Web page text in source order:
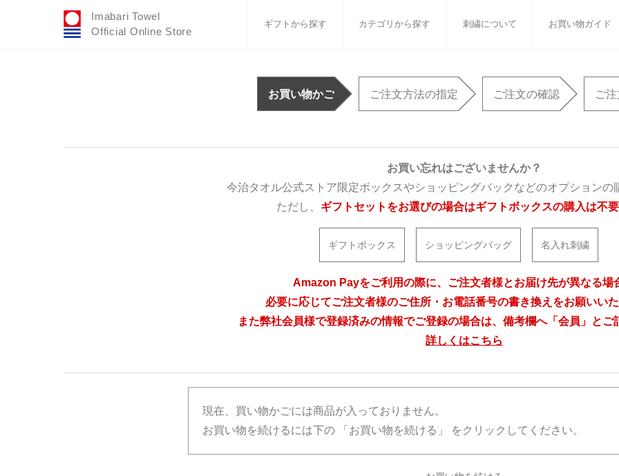
Imabari Towel
Official Online Store
ギフトから探す カテゴリから探す 刺繍について お買い物ガイド
おすすめギフトセット 白いタオルのギフトセット
ふわりシリーズ バスタオル フェイスタオル ウォ
バスグッズ タオル雑貨 刺繍 書籍
お買い物かご ご注文方法の指定 ご注文の確認 ご
お買い忘れはございませんか？
今治タオル公式ストア限定ボックスやショッピングバックなどのオプションの
ただし、 ギフトセットをお選びの場合はギフトボックスの購入は不要
ギフトボックス ショッピングバッグ 名入れ刺繍
Amazon Payをご利用の際に、ご注文者様とお届け先が異なる場
必要に応じてご注文者様のご住所・お電話番号の書き換えをお願いいた
また弊社会員様で登録済みの情報でご登録の場合は、備考欄へ「会員」とご
詳しくはこちら
現在、買い物かごには商品が入っておりません。
お買い物を続けるには下の 「お買い物を続ける」 をクリックしてください。